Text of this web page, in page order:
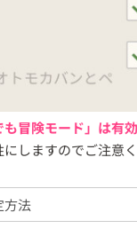
も冒険モード」は有効
しますのでご注意
方法